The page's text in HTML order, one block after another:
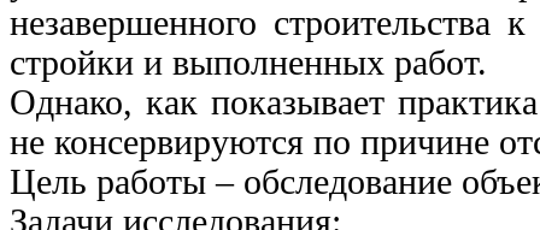
незавершенного строительства
стройки и выполненных работ.
Однако, как показывает
не консервируются по причине
Цель работы – обследование
Задачи исследования: